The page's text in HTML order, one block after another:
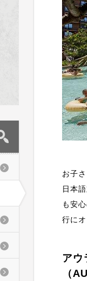
お子
日本
も安
行に
アウ
（